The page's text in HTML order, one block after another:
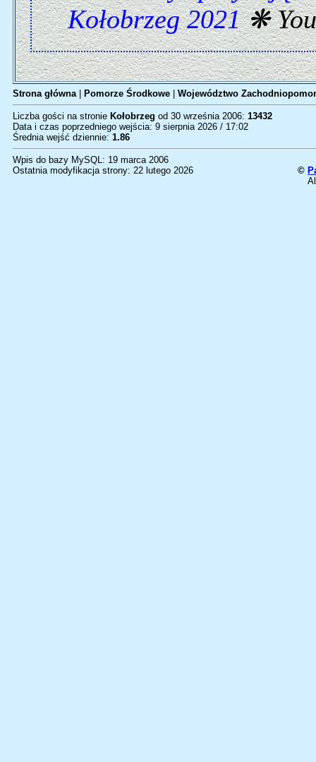
Kołobrzeg 2021❋
Strona główna| Pomorze Środkowe Województwo
Liczba gości na stronie Kołobrzeg od 30 września 2006: 13432
Data i czas poprzedniego wejścia: 9 sierpnia 2026 / 17:02
Średnia wejść dziennie: 1.86
Wpis do bazy MySQL: 19 marca 2006
Ostatnia modyfikacja strony: 22 lutego 2026
©